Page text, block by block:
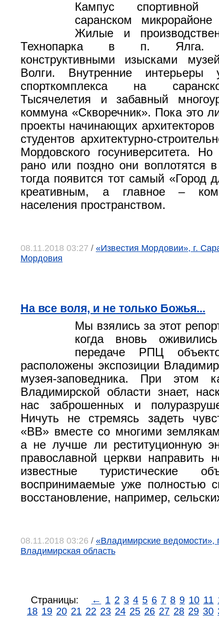
Кампус
саранском
Жилые и
Технопарка в п. Ялга.
конструктивными изысками
Волги. Внутренние интерьеры
спорткомплекса на
Тысячелетия и забавный
коммуна «Скворечник». Пока это
проекты начинающих
студентов архитектурно-
Мордовского госуниверситета.
рано или поздно они воплотятся
тогда появится тот самый «Город
креативным, а главное –
населения пространством.
08.11.2018 03:27 / «Известия Мордовии», г.
Мордовия
На все воля, и не только Божья...
Мы взялись за этот
когда вновь
передаче РПЦ
расположены экспозиции
музея-заповедника. При этом
Владимирской области знает,
нас заброшенных и
Ничуть не стремясь задеть
«ВВ» вместе со многими
а не лучше ли реституционную
православной церкви направить
известные туристические
воспринимаемые уже полностью
восстановление, например,
08.11.2018 03:26 / «Владимирские ведомости»,
Владимирская область
Страницы: ← 1 2 3 4 5 6 7 8 9 10 11
18 19 20 21 22 23 24 25 26 27 28 29 30